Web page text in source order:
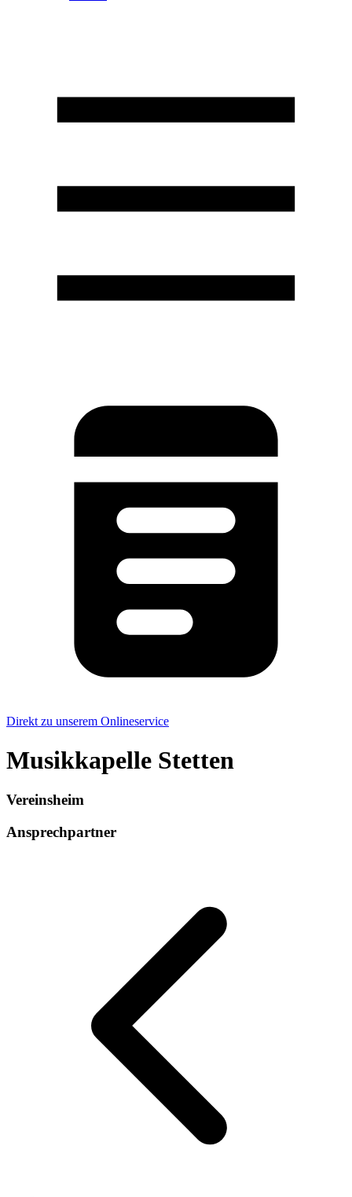
Direkt zu unserem Onlineservice
Musikkapelle Stetten
Vereinsheim
Ansprechpartner